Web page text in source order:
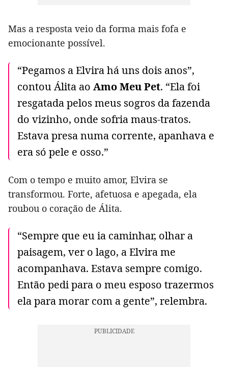
Mas a resposta veio da forma mais fofa e
emocionante possível.
“Pegamos a Elvira há uns dois anos”,
contou Álita ao Amo Meu Pet. “Ela foi
resgatada pelos meus sogros da fazenda
do vizinho, onde sofria maus-tratos.
Estava presa numa corrente, apanhava e
era só pele e osso.”
Com o tempo e muito amor, Elvira se
transformou. Forte, afetuosa e apegada, ela
roubou o coração de Álita.
“Sempre que eu ia caminhar, olhar a
paisagem, ver o lago, a Elvira me
acompanhava. Estava sempre comigo.
Então pedi para o meu esposo trazermos
ela para morar com a gente”, relembra.